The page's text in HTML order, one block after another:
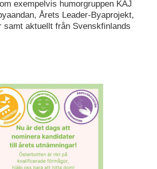
exempelvis humorgruppen KAJ
Årets Leader-Byaprojekt,
samt aktuellt från Svenskfinlands